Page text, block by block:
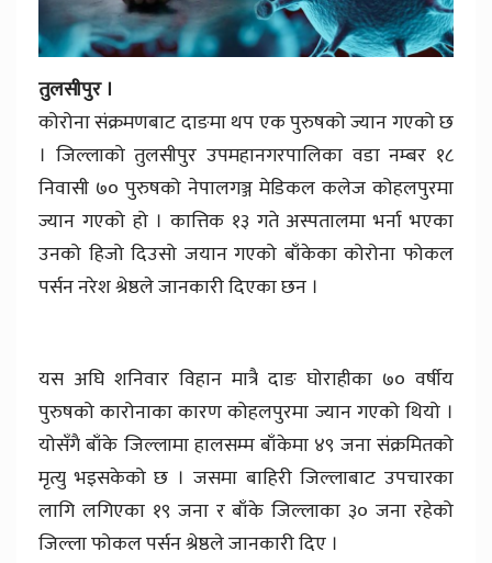
तुलसीपुर ।
कोरोना संक्रमणबाट दाङमा थप एक पुरुषको ज्यान गएको छ
। जिल्लाको तुलसीपुर उपमहानगरपालिका वडा नम्बर १८
निवासी ७० पुरुषको नेपालगञ्ज मेडिकल कलेज कोहलपुरमा
ज्यान गएको हो । कात्तिक १३ गते अस्पतालमा भर्ना भएका
उनको हिजो दिउसो जयान गएको बाँकेका कोरोना फोकल
पर्सन नरेश श्रेष्ठले जानकारी दिएका छन ।
यस अघि शनिवार विहान मात्रै दाङ घोराहीका ७० वर्षीय
पुरुषको कारोनाका कारण कोहलपुरमा ज्यान गएको थियो ।
योसँगै बाँके जिल्लामा हालसम्म बाँकेमा ४९ जना संक्रमितको
मृत्यु भइसकेको छ । जसमा बाहिरी जिल्लाबाट उपचारका
लागि लगिएका १९ जना र बाँके जिल्लाका ३० जना रहेको
जिल्ला फोकल पर्सन श्रेष्ठले जानकारी दिए ।